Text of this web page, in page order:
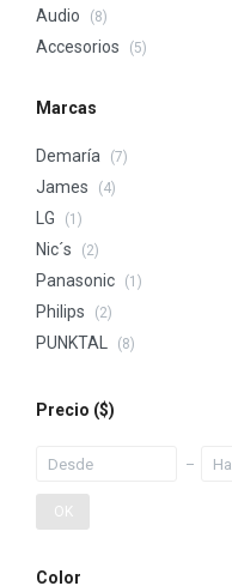
Audio (8)
Accesorios (5)
Marcas
Demaría (7)
James (4)
LG (1)
Nic´s (2)
Panasonic (1)
Philips (2)
PUNKTAL (8)
Precio ($)
OK
Color